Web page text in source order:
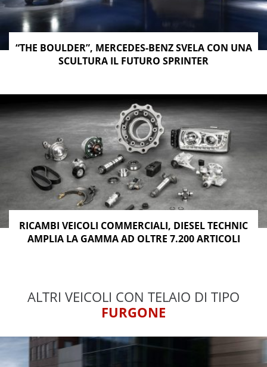
“THE BOULDER”, MERCEDES-BENZ SVELA CON UNA
SCULTURA IL FUTURO SPRINTER
RICAMBI VEICOLI COMMERCIALI, DIESEL TECHNIC
AMPLIA LA GAMMA AD OLTRE 7.200 ARTICOLI
ALTRI VEICOLI CON TELAIO DI TIPO
FURGONE